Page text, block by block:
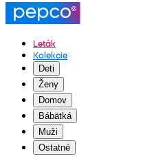
Leták
Kolekcie
Deti
Ženy
Domov
Bábätká
Muži
Ostatné